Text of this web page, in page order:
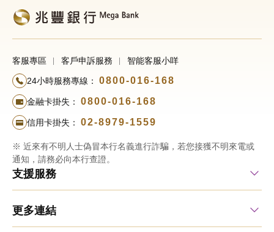
客服專區 客戶申訴服務 智能客服小咩
24小時服務專線： 0800-016-168
金融卡掛失： 0800-016-168
信用卡掛失： 02-8979-1559
※ 近來有不明人士偽冒本行名義進行詐騙，若您接獲不明來電或
通知，請務必向本行查證。
支援服務
更多連結